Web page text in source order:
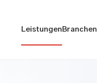
Leistungen Branchen